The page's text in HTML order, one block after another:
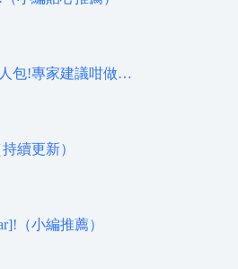
包!專家建議咁做…
續更新）
（小編推薦）